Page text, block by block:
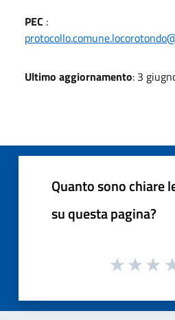
PEC :
Ultimo aggiornamento: 3
Quanto sono chiare
su questa pagina?